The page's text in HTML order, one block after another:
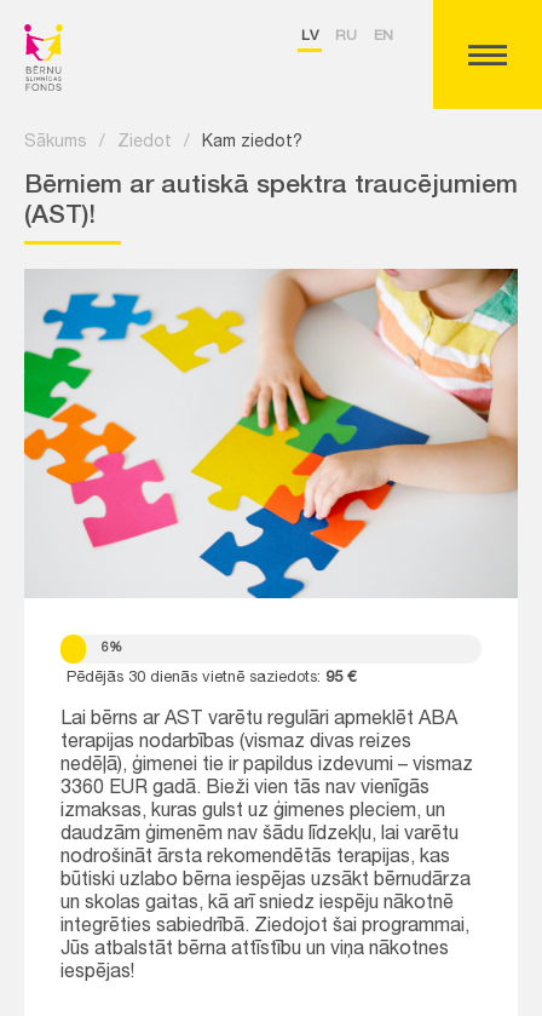
LV RU EN
Sākums / Ziedot / Kam ziedot?
Bērniem ar autiskā spektra traucējumiem
(AST)!
6%
Pēdējās 30 dienās vietnē saziedots: 95 €
Lai bērns ar AST varētu regulāri apmeklēt ABA
terapijas nodarbības (vismaz divas reizes
nedēļā), ģimenei tie ir papildus izdevumi – vismaz
3360 EUR gadā. Bieži vien tās nav vienīgās
izmaksas, kuras gulst uz ģimenes pleciem, un
daudzām ģimenēm nav šādu līdzekļu, lai varētu
nodrošināt ārsta rekomendētās terapijas, kas
būtiski uzlabo bērna iespējas uzsākt bērnudārza
un skolas gaitas, kā arī sniedz iespēju nākotnē
integrēties sabiedrībā. Ziedojot šai programmai,
Jūs atbalstāt bērna attīstību un viņa nākotnes
iespējas!